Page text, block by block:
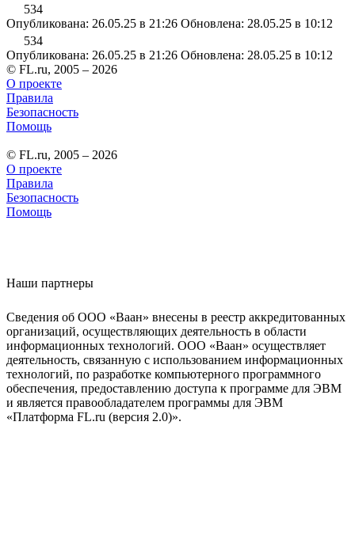
534
Опубликована: 26.05.25 в 21:26 Обновлена: 28.05.25 в 10:12
534
Опубликована: 26.05.25 в 21:26 Обновлена: 28.05.25 в 10:12
© FL.ru, 2005 – 2026
О проекте
Правила
Безопасность
Помощь
© FL.ru, 2005 – 2026
О проекте
Правила
Безопасность
Помощь
Наши партнеры
Сведения об ООО «Ваан» внесены в реестр аккредитованных
организаций, осуществляющих деятельность в области
информационных технологий. ООО «Ваан» осуществляет
деятельность, связанную с использованием информационных
технологий, по разработке компьютерного программного
обеспечения, предоставлению доступа к программе для ЭВМ
и является правообладателем программы для ЭВМ
«Платформа FL.ru (версия 2.0)».